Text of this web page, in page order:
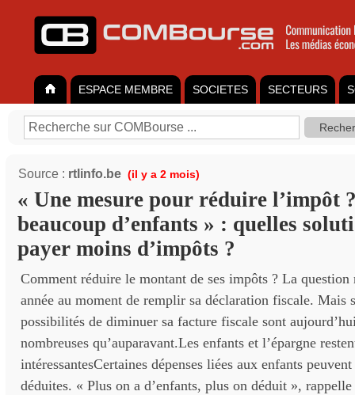
ESPACE MEMBRE SOCIETES SECTEURS
Source : rtlinfo.be (il y a 2 mois)
« Une mesure pour réduire l’impôt
beaucoup d’enfants » : quelles
payer moins d’impôts ?
Comment réduire le montant de ses impôts ? La question
année au moment de remplir sa déclaration fiscale. Mais
possibilités de diminuer sa facture fiscale sont
nombreuses qu’auparavant.Les enfants et l’épargne
intéressantesCertaines dépenses liées aux enfants
déduites. « Plus on a d’enfants, plus on déduit »,